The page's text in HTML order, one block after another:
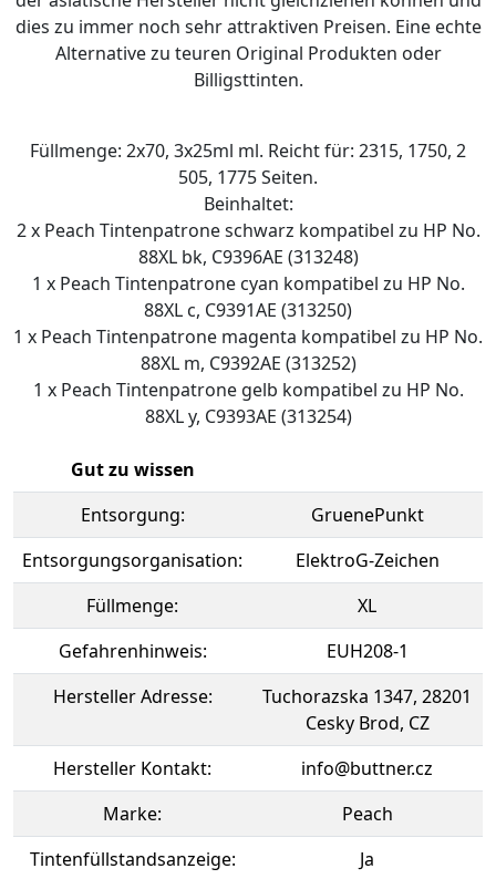
dies zu immer noch sehr attraktiven Preisen. Eine echte
Alternative zu teuren Original Produkten oder
Billigsttinten.
Füllmenge: 2x70, 3x25ml ml. Reicht für: 2315, 1750, 2
505, 1775 Seiten.
Beinhaltet:
2 x Peach Tintenpatrone schwarz kompatibel zu HP No.
88XL bk, C9396AE (313248)
1 x Peach Tintenpatrone cyan kompatibel zu HP No.
88XL c, C9391AE (313250)
1 x Peach Tintenpatrone magenta kompatibel zu HP No.
88XL m, C9392AE (313252)
1 x Peach Tintenpatrone gelb kompatibel zu HP No.
88XL y, C9393AE (313254)
Gut zu wissen
Entsorgung:
GruenePunkt
Entsorgungsorganisation:
ElektroG-Zeichen
Füllmenge:
XL
Gefahrenhinweis:
EUH208-1
Hersteller Adresse:
Tuchorazska 1347, 28201
Cesky Brod, CZ
Hersteller Kontakt:
info@buttner.cz
Marke:
Peach
Tintenfüllstandsanzeige:
Ja